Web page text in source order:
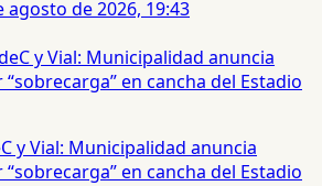
agosto de 2026, 19:43
y Vial: Municipalidad anuncia
en cancha del Estadio